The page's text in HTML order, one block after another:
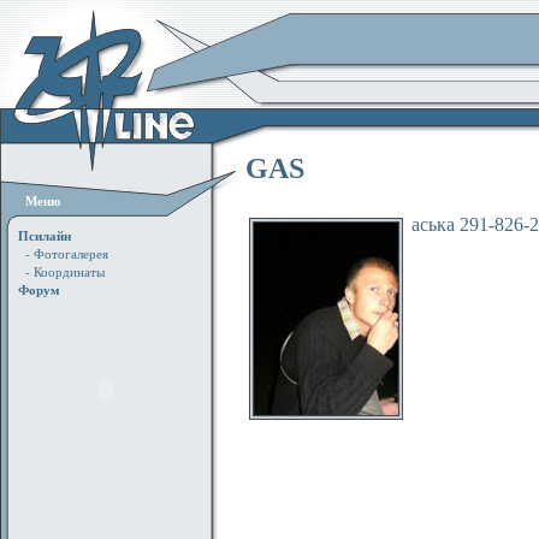
Меню
Псилайн
- Фотогалерея
- Координаты
Форум
GAS
аська 291-826-